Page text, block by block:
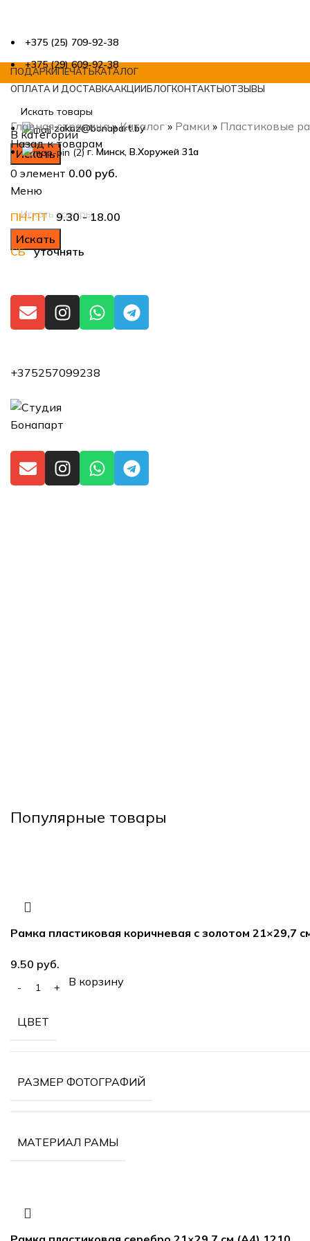
+375 (25) 709-92-38
+375 (29) 609-92-38
zakaz@bonapart.by
г. Минск, В.Хоружей 31а
ПН-ПТ9.30 - 18.00
СБуточнять
+375257099238
ПОДАРКИПЕЧАТЬКАТАЛОГ
ОПЛАТА И ДОСТАВКААКЦИИБЛОГКОНТАКТЫОТЗЫВЫ
В категории
Искать
0 элемент 0.00 руб.
Меню
Искать
Главная страница»Каталог » Рамки » Пластиковые
Назад к товарам
Популярные товары
Рамка пластиковая коричневая с золотом 21×29,7
руб.
В корзину
ЦВЕТ
РАЗМЕР ФОТОГРАФИЙ
МАТЕРИАЛ РАМЫ